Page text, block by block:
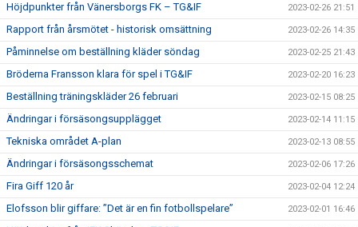
Höjdpunkter från Vänersborgs FK – TG&IF 2023-02-26 21:51
Rapport från årsmötet - historisk omsättning 2023-02-26 14:35
Påminnelse om beställning kläder söndag 2023-02-25 21:43
Bröderna Fransson klara för spel i TG&IF 2023-02-20 16:23
Beställning träningskläder 26 februari 2023-02-15 08:25
Ändringar i försäsongsupplägget 2023-02-14 11:15
Tekniska området A-plan 2023-02-13 08:55
Ändringar i försäsongsschemat 2023-02-06 17:26
Fira Giff 120 år 2023-02-04 12:24
Elofsson blir giffare: ”Det är en fin fotbollspelare” 2023-02-01 16:46